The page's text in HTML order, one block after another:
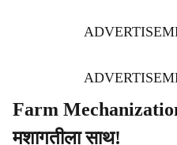
Farm
मशागतीला साथ!